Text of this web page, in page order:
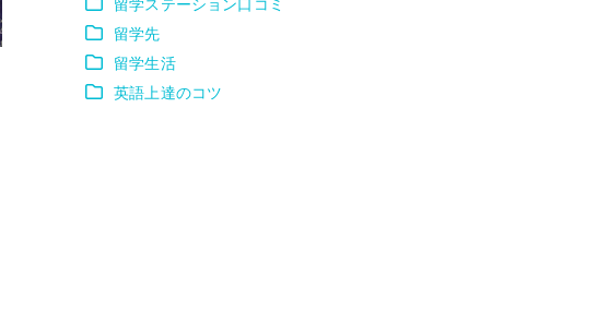
留学ステーション口コミ
留学先
留学生活
英語上達のコツ